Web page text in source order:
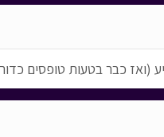
(ואז כבר בטעות טופסים